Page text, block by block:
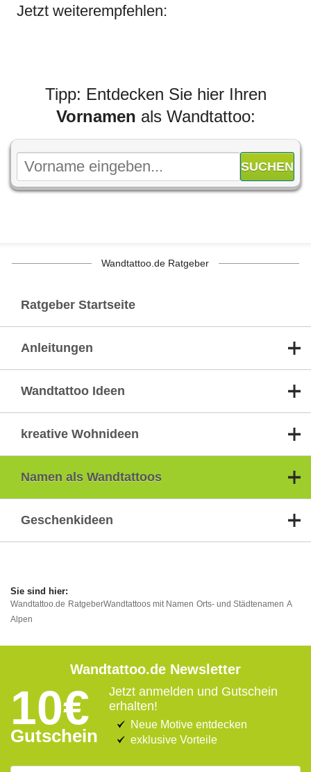
Jetzt weiterempfehlen:
Tipp: Entdecken Sie hier Ihren
Vornamen als Wandtattoo:
Wandtattoo.de Ratgeber
Ratgeber Startseite
Anleitungen
Wandtattoo Ideen
kreative Wohnideen
Namen als Wandtattoos
Geschenkideen
Wandtattoo.de RatgeberWandtattoos mit Namen Orts- und Städtenamen A
Alpen
Wandtattoo.de Newsletter
10€
Gutschein
Jetzt anmelden und Gutschein
erhalten!
Neue Motive entdecken
exklusive Vorteile